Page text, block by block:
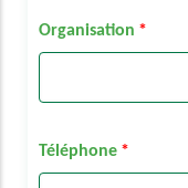
Organisation
Téléphone